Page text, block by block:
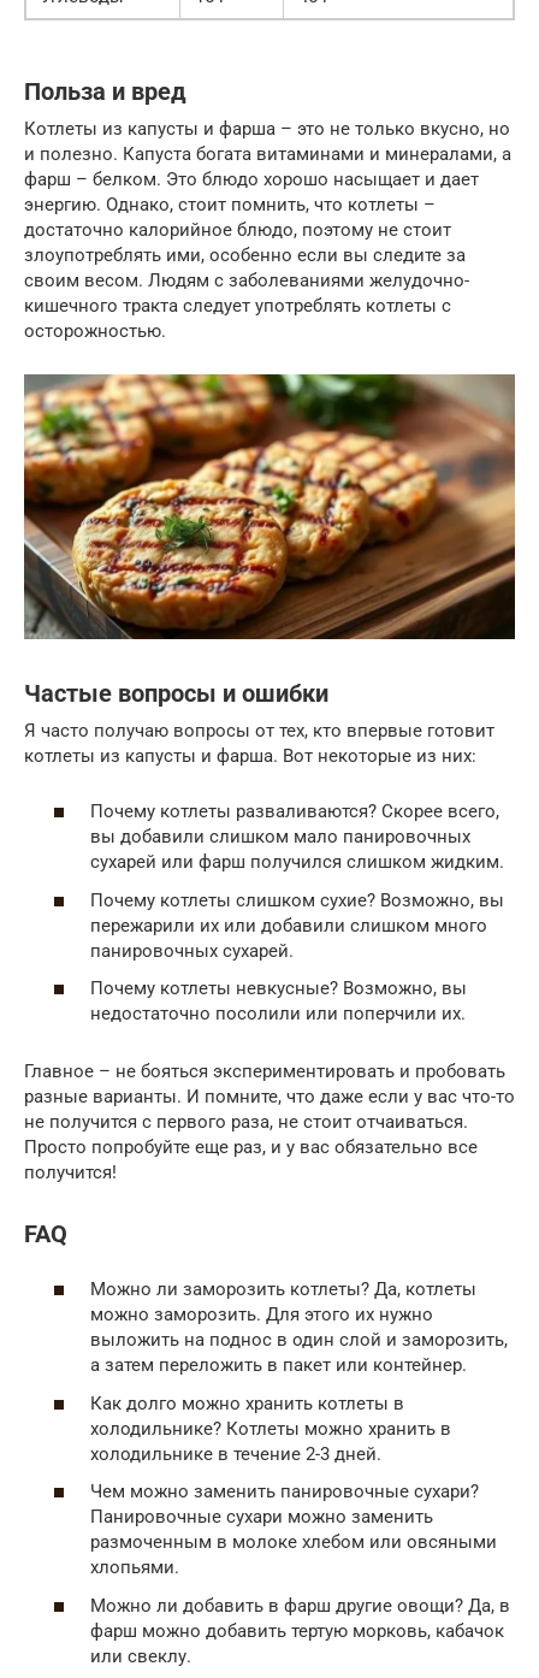
Польза и вред
Котлеты из капусты и фарша – это не только вкусно, но
и полезно. Капуста богата витаминами и минералами, а
фарш – белком. Это блюдо хорошо насыщает и дает
энергию. Однако, стоит помнить, что котлеты –
достаточно калорийное блюдо, поэтому не стоит
злоупотреблять ими, особенно если вы следите за
своим весом. Людям с заболеваниями желудочно-
кишечного тракта следует употреблять котлеты с
осторожностью.
Частые вопросы и ошибки
Я часто получаю вопросы от тех, кто впервые готовит
котлеты из капусты и фарша. Вот некоторые из них:
Почему котлеты разваливаются? Скорее всего,
вы добавили слишком мало панировочных
сухарей или фарш получился слишком жидким.
Почему котлеты слишком сухие? Возможно, вы
пережарили их или добавили слишком много
панировочных сухарей.
Почему котлеты невкусные? Возможно, вы
недостаточно посолили или поперчили их.
Главное – не бояться экспериментировать и пробовать
разные варианты. И помните, что даже если у вас что-то
не получится с первого раза, не стоит отчаиваться.
Просто попробуйте еще раз, и у вас обязательно все
получится!
FAQ
Можно ли заморозить котлеты? Да, котлеты
можно заморозить. Для этого их нужно
выложить на поднос в один слой и заморозить,
а затем переложить в пакет или контейнер.
Как долго можно хранить котлеты в
холодильнике? Котлеты можно хранить в
холодильнике в течение 2-3 дней.
Чем можно заменить панировочные сухари?
Панировочные сухари можно заменить
размоченным в молоке хлебом или овсяными
хлопьями.
Можно ли добавить в фарш другие овощи? Да, в
фарш можно добавить тертую морковь, кабачок
или свеклу.